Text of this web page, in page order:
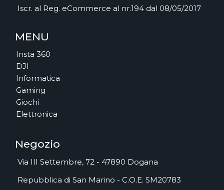
Iscr. al Reg. eCommerce al nr.194 dal 08/05/2017
MENU
Insta 360
DJI
Informatica
Gaming
Giochi
Elettronica
Negozio
Via III Settembre, 72 - 47890 Dogana
Repubblica di San Marino - C.O.E. SM20783